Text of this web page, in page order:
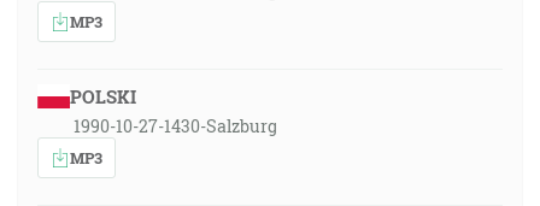
MP3
POLSKI
1990-10-27-1430-Salzburg
MP3